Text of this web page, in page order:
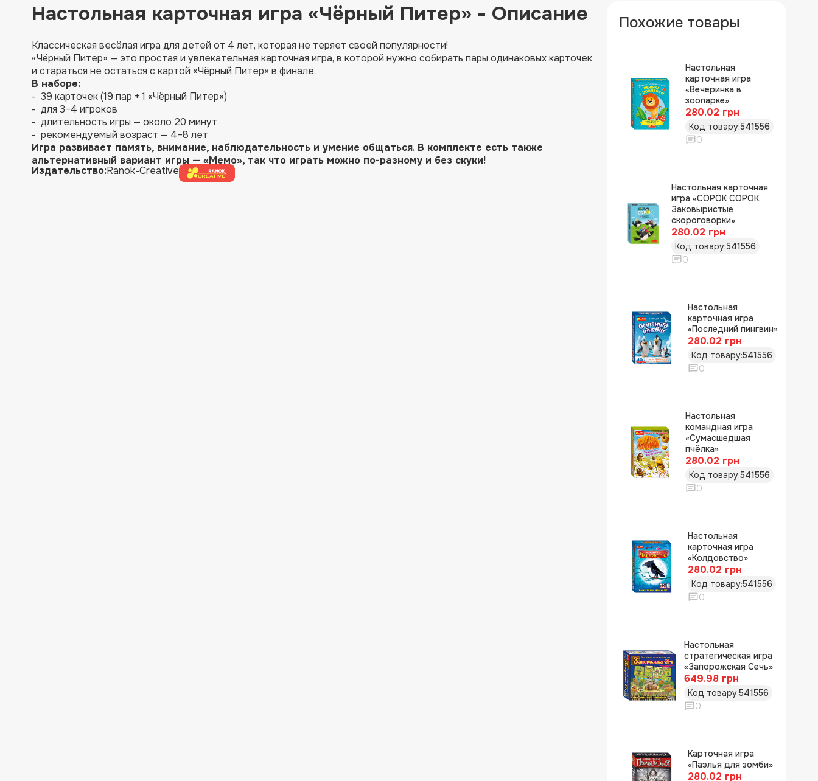
Настольная карточная игра «Чёрный Питер» - Описание
Классическая весёлая игра для детей от 4 лет, которая не теряет своей популярности!
«Чёрный Питер» — это простая и увлекательная карточная игра, в которой нужно собирать пары одинаковых карточек
и стараться не остаться с картой «Чёрный Питер» в финале.
В наборе:
- 39 карточек (19 пар + 1 «Чёрный Питер»)
- для 3–4 игроков
- длительность игры — около 20 минут
- рекомендуемый возраст — 4–8 лет
Игра развивает память, внимание, наблюдательность и умение общаться. В комплекте есть также
альтернативный вариант игры — «Мемо», так что играть можно по-разному и без скуки!
Издательство:Ranok-Creative
Похожие товары
Настольная
карточная игра
«Вечеринка в
зоопарке»
280.02 грн
Код товару:541556
0
Настольная карточная
игра «СОРОК СОРОК.
Заковыристые
скороговорки»
280.02 грн
Код товару:541556
0
Настольная
карточная игра
«Последний пингвин»
280.02 грн
Код товару:541556
0
Настольная
командная игра
«Сумасшедшая
пчёлка»
280.02 грн
Код товару:541556
0
Настольная
карточная игра
«Колдовство»
280.02 грн
Код товару:541556
0
Настольная
стратегическая игра
«Запорожская Сечь»
649.98 грн
Код товару:541556
0
Карточная игра
«Паэлья для зомби»
280.02 грн